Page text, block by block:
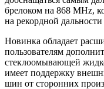
брелоком на 868 MHz,
на рекордной
Новинка обладает
пользователям
стеклоомывающей
имеет поддержку
шин от сторонних